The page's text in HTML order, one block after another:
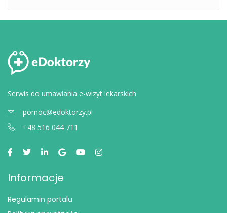
Serwis do umawiania e-wizyt lekarskich
pomoc@edoktorzy.pl
+48 516 044 711
Informacje
Regulamin portalu